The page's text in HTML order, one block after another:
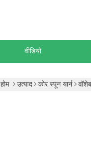
वीडियो
होम उत्पाद कोर स्पून यार्न